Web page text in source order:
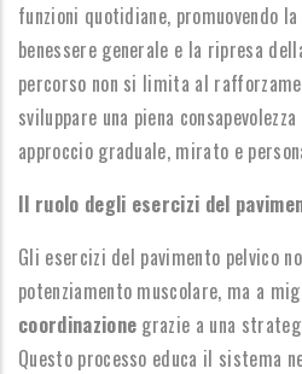
funzioni quotidiane, promuovendo
benessere generale e la ripresa
percorso non si limita al
sviluppare una piena
approccio graduale, mirato e
Il ruolo degli esercizi del
Gli esercizi del pavimento pelvico
potenziamento muscolare, ma a
coordinazione grazie a una
Questo processo educa il sistema